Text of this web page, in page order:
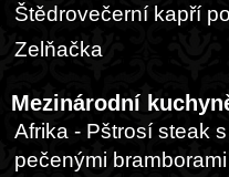
Štědrovečerní kapří
Zelňačka
Mezinárodní
Afrika - Pštrosí steak
pečenými bramborami